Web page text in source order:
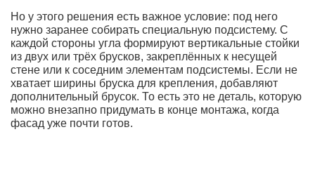
Но у этого решения есть важное условие: под него
нужно заранее собирать специальную подсистему. С
каждой стороны угла формируют вертикальные стойки
из двух или трёх брусков, закреплённых к несущей
стене или к соседним элементам подсистемы. Если не
хватает ширины бруска для крепления, добавляют
дополнительный брусок. То есть это не деталь, которую
можно внезапно придумать в конце монтажа, когда
фасад уже почти готов.